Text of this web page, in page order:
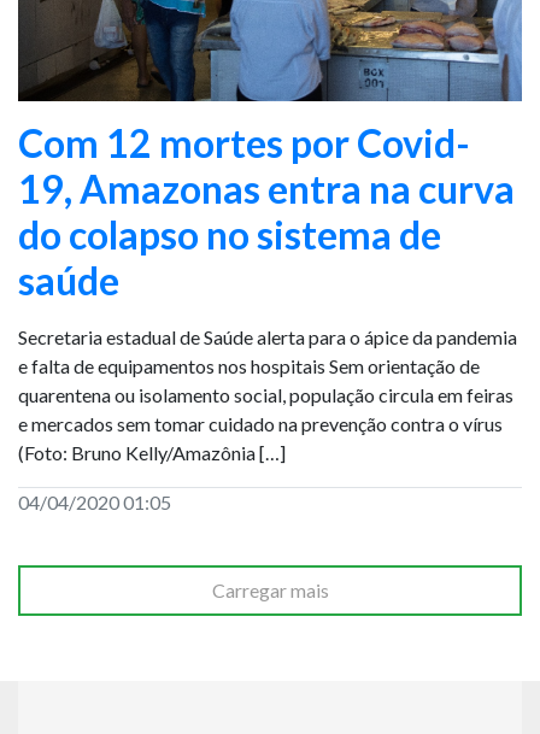
Com 12 mortes por Covid-
19, Amazonas entra na curva
do colapso no sistema de
saúde
Secretaria estadual de Saúde alerta para o ápice da pandemia
e falta de equipamentos nos hospitais Sem orientação de
quarentena ou isolamento social, população circula em feiras
e mercados sem tomar cuidado na prevenção contra o vírus
(Foto: Bruno Kelly/Amazônia […]
04/04/2020 01:05
Carregar mais